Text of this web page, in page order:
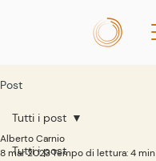
Post
Tutti i post
Tutti i post
Alberto Carnio
8 mar 2023Tempo di lettura: 4 min